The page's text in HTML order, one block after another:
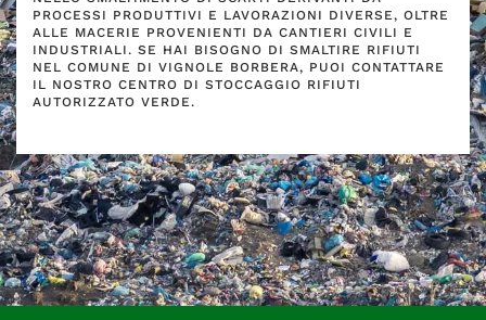
PROCESSI PRODUTTIVI E LAVORAZIONI DIVERSE, OLTRE
ALLE MACERIE PROVENIENTI DA CANTIERI CIVILI E
INDUSTRIALI. SE HAI BISOGNO DI SMALTIRE RIFIUTI
NEL COMUNE DI VIGNOLE BORBERA, PUOI CONTATTARE
IL NOSTRO CENTRO DI STOCCAGGIO RIFIUTI
AUTORIZZATO VERDE.